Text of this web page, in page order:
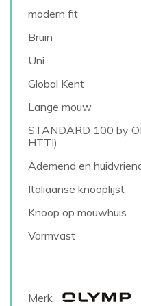
modern fit
Bruin
Uni
Global Kent
Lange mouw
STANDARD 100 by
HTTI)
Ademend en
Italiaanse knooplijst
Knoop op mouwhuis
Vormvast
Merk